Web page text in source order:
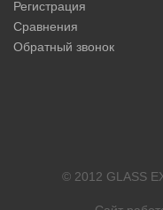
Регистрация
Сравнения
Обратный звонок
© 2012 GLASS